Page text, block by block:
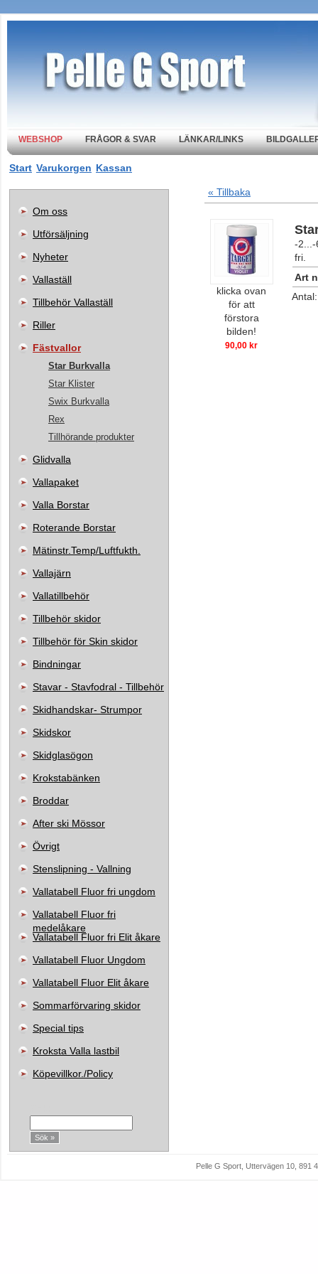
WEBSHOP FRÅGOR & SVAR LÄNKAR/LINKS
Start Varukorgen Kassan
Om oss
Utförsäljning
Nyheter
Vallaställ
Tillbehör Vallaställ
Riller
Fästvallor
Star Burkvalla
Star Klister
Swix Burkvalla
Rex
Tillhörande produkter
Glidvalla
Vallapaket
Valla Borstar
Roterande Borstar
Mätinstr.Temp/Luftfukth.
Vallajärn
Vallatillbehör
Tillbehör skidor
Tillbehör för Skin skidor
Bindningar
Stavar - Stavfodral - Tillbehör
Skidhandskar- Strumpor
Skidskor
Skidglasögon
Krokstabänken
Broddar
After ski Mössor
Övrigt
Stenslipning - Vallning
Vallatabell Fluor fri ungdom
Vallatabell Fluor fri
medelåkare
Vallatabell Fluor fri Elit åkare
Vallatabell Fluor Ungdom
Vallatabell Fluor Elit åkare
Sommarförvaring skidor
Special tips
Kroksta Valla lastbil
Köpevillkor./Policy
« Tillbaka
klicka ovan
för att
förstora
bilden!
90,00 kr
-2...-
fri.
Art
Pelle G Sport, Uttervägen 10, 891